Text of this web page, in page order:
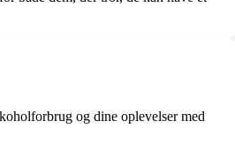
og dine oplevelser med